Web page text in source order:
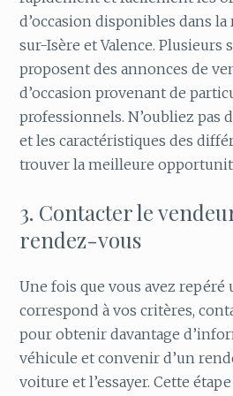
d’occasion disponibles dans
sur-Isère et Valence. Plusieurs
proposent des annonces de
d’occasion provenant de
professionnels. N’oubliez pas
et les caractéristiques des
trouver la meilleure
3. Contacter le
rendez-vous
Une fois que vous avez repéré
correspond à vos critères,
pour obtenir davantage
véhicule et convenir d’un
voiture et l’essayer. Cette